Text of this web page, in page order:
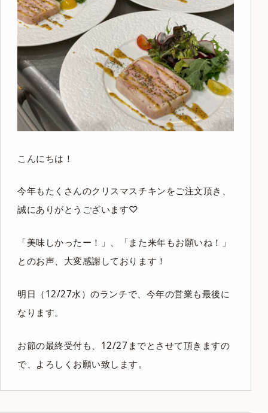
こんにちは！
今年もたくさんのクリスマスチキンをご注文頂き、
誠にありがとうございます♡
「美味しかったー！」、「また来年もお願いね！」
とのお声、大変感謝しております！
明日（12/27水）のランチで、今年の営業も最後に
なります。
お節の最終受付も、12/27までとさせて頂きますの
で、よろしくお願い致します。